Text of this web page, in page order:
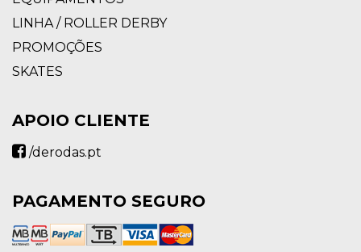
LINHA / ROLLER DERBY
PROMOÇÕES
SKATES
APOIO CLIENTE
/derodas.pt
PAGAMENTO SEGURO